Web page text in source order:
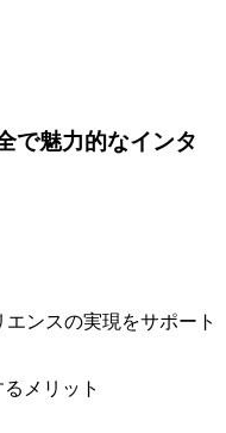
で魅力的なインタ
ンスの実現をサポート
メリット